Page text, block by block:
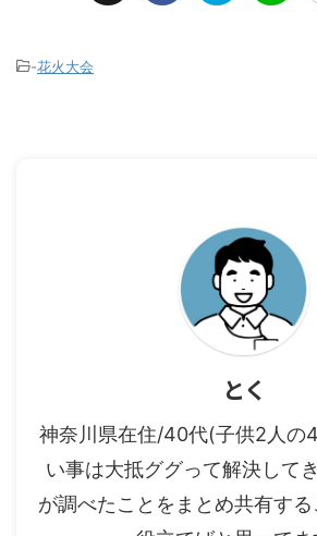
-花火大会
とく
神奈川県在住/40代(子供2人の
い事は大抵ググって解決して
が調べたことをまとめ共有す